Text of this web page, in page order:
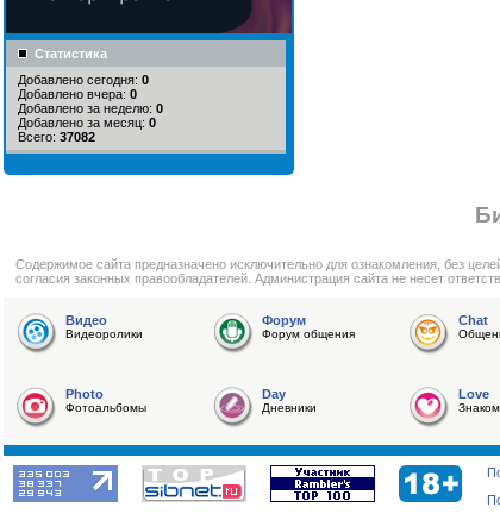
Статистика
Добавлено сегодня: 0
Добавлено вчера: 0
Добавлено за неделю: 0
Добавлено за месяц: 0
Всего: 37082
Cодержимое сайта предназначено исключительно для ознакомления, без
согласия законных правообладателей. Администрация сайта не несет
Видео
Видеоролики
Форум
Форум общения
Chat
Photo
Фотоальбомы
Day
Дневники
Love